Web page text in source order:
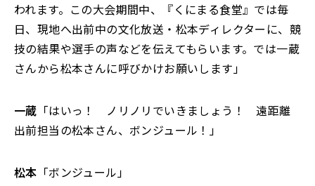
われます。この大会期間中、『くにまる食堂』では毎
日、現地へ出前中の文化放送・松本ディレクターに、競
技の結果や選手の声などを伝えてもらいます。では一蔵
さんから松本さんに呼びかけお願いします」
一蔵 「はいっ！ ノリノリでいきましょう！ 遠距離
出前担当の松本さん、ボンジュール！」
松本 「ボンジュール」